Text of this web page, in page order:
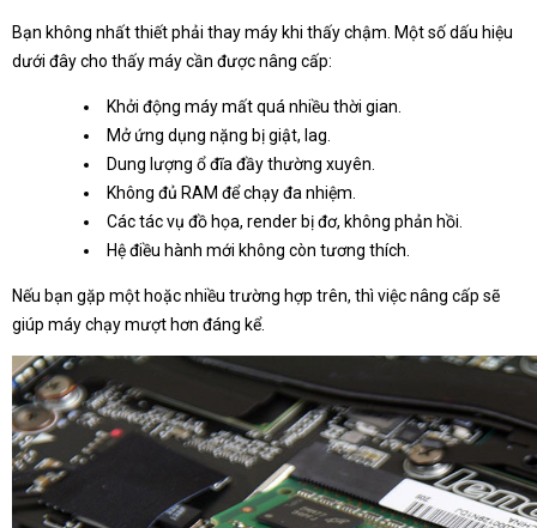
Bạn không nhất thiết phải thay máy khi thấy chậm. Một số dấu hiệu
dưới đây cho thấy máy cần được nâng cấp:
Khởi động máy mất quá nhiều thời gian.
Mở ứng dụng nặng bị giật, lag.
Dung lượng ổ đĩa đầy thường xuyên.
Không đủ RAM để chạy đa nhiệm.
Các tác vụ đồ họa, render bị đơ, không phản hồi.
Hệ điều hành mới không còn tương thích.
Nếu bạn gặp một hoặc nhiều trường hợp trên, thì việc nâng cấp sẽ
giúp máy chạy mượt hơn đáng kể.